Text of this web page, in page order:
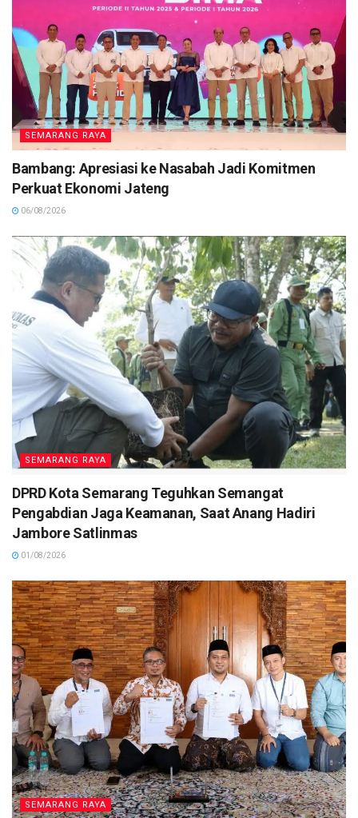
SEMARANG RAYA
Bambang: Apresiasi ke Nasabah Jadi Komitmen
Perkuat Ekonomi Jateng
06/08/2026
SEMARANG RAYA
DPRD Kota Semarang Teguhkan Semangat
Pengabdian Jaga Keamanan, Saat Anang Hadiri
Jambore Satlinmas
01/08/2026
SEMARANG RAYA